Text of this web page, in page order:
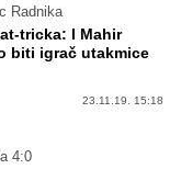
Radnika
tricka: I Mahir
biti igrač utakmice
23.11.19. 15:18
4:0